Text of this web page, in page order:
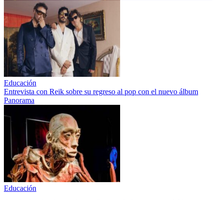
Educación
Entrevista con Reik sobre su regreso al pop con el nuevo álbum
Panorama
Educación